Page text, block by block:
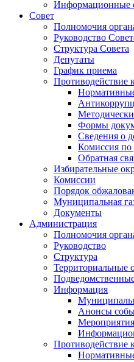
Информационные
Совет
Полномочия
Руководство
Структура Совета
Депутаты
График приема
Противодействие
Формы
Сведения о
Комиссия по
Обратная
Избирательные
Комиссии
Порядок
Муниципальная
Документы
Администрация
Полномочия
Руководство
Структура
Территориальные
Информация
Анонсы
Противодействие